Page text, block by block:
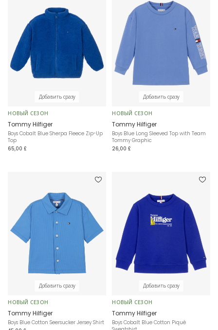
Добавить сразу
НОВЫЙ СЕЗОН
Tommy Hilfiger
Boys Cobalt Blue Sherpa Fleece Zip-Up
Top
65,00 £
Добавить сразу
НОВЫЙ СЕЗОН
Tommy Hilfiger
Boys Blue Long Sleeved Top with Team
Tommy Graphic
26,00 £
Добавить сразу
НОВЫЙ СЕЗОН
Tommy Hilfiger
Boys Blue Cotton Seersucker Jersey Shirt
Добавить сразу
НОВЫЙ СЕЗОН
Tommy Hilfiger
Boys Cobalt Blue Cotton Piqué